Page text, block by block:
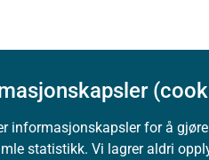
informasjonskapsler for å
statistikk. Vi lagrer aldri